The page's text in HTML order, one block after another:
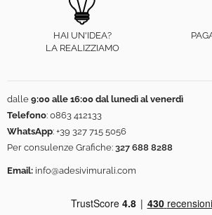
HAI UN'IDEA?
LA REALIZZIAMO
dalle 9:00 alle 16:00 dal lunedì al venerdì
Telefono: 0863 412133
WhatsApp: +39 327 715 5056
Per consulenze Grafiche: 327 688 8288
Email: info@adesivimurali.com